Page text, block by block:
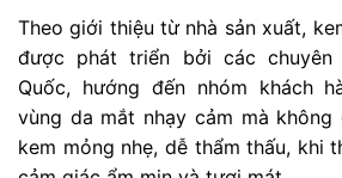
Theo giới thiệu từ nhà sản xuất,
được phát triển bởi các
Quốc, hướng đến nhóm khách
vùng da mắt nhạy cảm mà không
kem mỏng nhẹ, dễ thẩm thấu, khi